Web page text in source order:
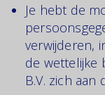
Je hebt de
verwijderen,
de wettelijke
B.V. zich